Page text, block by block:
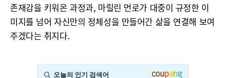
존재감을 키워온 과정과, 마릴린 먼로가 대중이 규정한 이
미지를 넘어 자신만의 정체성을 만들어간 삶을 연결해 보여
주겠다는 취지다.